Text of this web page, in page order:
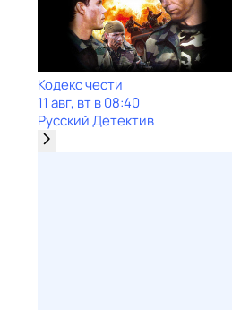
Кодекс чести
11 авг, вт в 08:40
Русский Детектив